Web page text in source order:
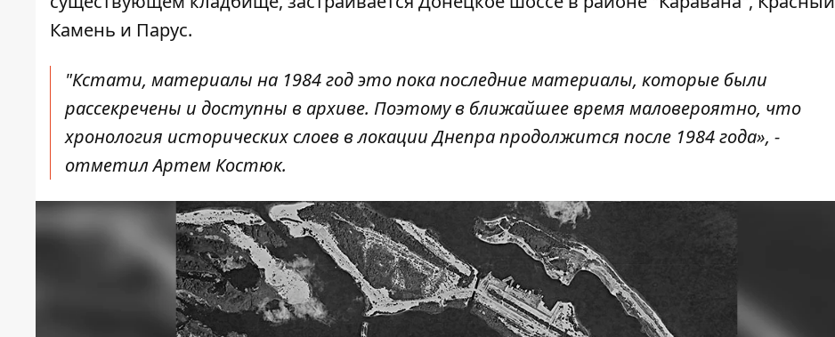
Камень и Парус.
"Кстати, материалы на 1984 год это пока последние материалы, которые были
рассекречены и доступны в архиве. Поэтому в ближайшее время маловероятно, что
хронология исторических слоев в локации Днепра продолжится после 1984 года», -
отметил Артем Костюк.